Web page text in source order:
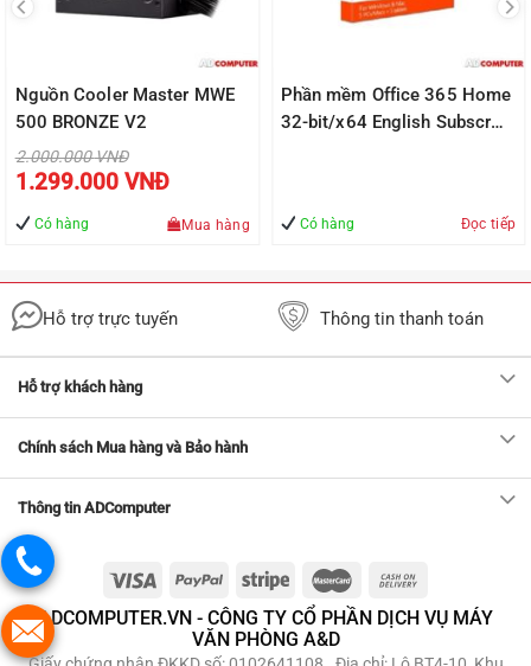
Nguồn Cooler Master MWE
500 BRONZE V2
2.000.000VNĐ
Giá
gốc
là:
1.299.000 VNĐ
là:
1.299.000 VNĐ.
Có hàng Mua hàng
Phần mềm Office 365 Home
32-bit/x64 English Subscr
Có hàng Đọc tiếp
Hỗ trợ trực tuyến Thông tin thanh toán
Hỗ trợ khách hàng
Chính sách Mua hàng và Bảo hành
Thông tin ADComputer
ADCOMPUTER.VN - CÔNG TY CỔ PHẦN DỊCH VỤ MÁY
VĂN PHÒNG A&D